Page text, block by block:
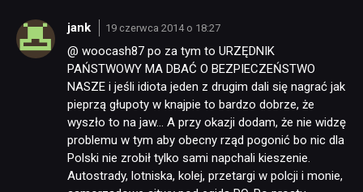
jank 19 czerwca 2014 o 18:27
@ woocash87 po za tym to URZĘDNIK
PAŃSTWOWY MA DBAĆ O BEZPIECZEŃSTWO
NASZE i jeśli idiota jeden z drugim dali się nagrać jak
pieprzą głupoty w knajpie to bardzo dobrze, że
wyszło to na jaw… A przy okazji dodam, że nie widzę
problemu w tym aby obecny rząd pogonić bo nic dla
Polski nie zrobił tylko sami napchali kieszenie.
Autostrady, lotniska, kolej, przetargi w polcji i monie,